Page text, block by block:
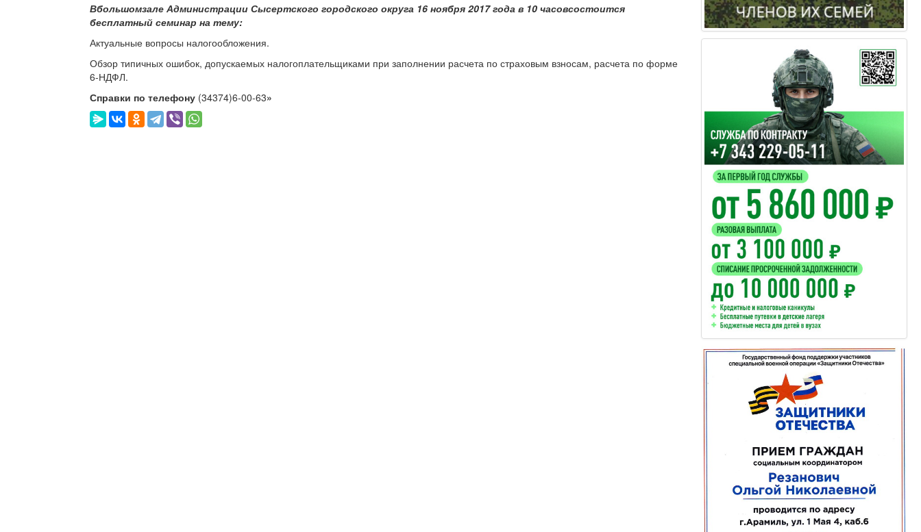
Вбольшомзале Администрации Сысертского городского округа 16 ноября 2017 года в 10 часовсостоится
бесплатный семинар на тему:
Актуальные вопросы налогообложения.
Обзор типичных ошибок, допускаемых налогоплательщиками при заполнении расчета по страховым взносам, расчета по форме
6-НДФЛ.
Справки по телефону (34374)6-00-63»